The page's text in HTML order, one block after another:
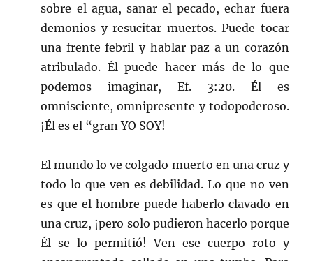
sobre el agua, sanar el pecado, echar fuera
demonios y resucitar muertos. Puede tocar
una frente febril y hablar paz a un corazón
atribulado. Él puede hacer más de lo que
podemos imaginar, Ef. 3:20. Él es
omnisciente, omnipresente y todopoderoso.
¡Él es el “gran YO SOY!
El mundo lo ve colgado muerto en una cruz y
todo lo que ven es debilidad. Lo que no ven
es que el hombre puede haberlo clavado en
una cruz, ¡pero solo pudieron hacerlo porque
Él se lo permitió! Ven ese cuerpo roto y